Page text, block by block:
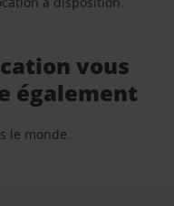
vous
également
le monde.